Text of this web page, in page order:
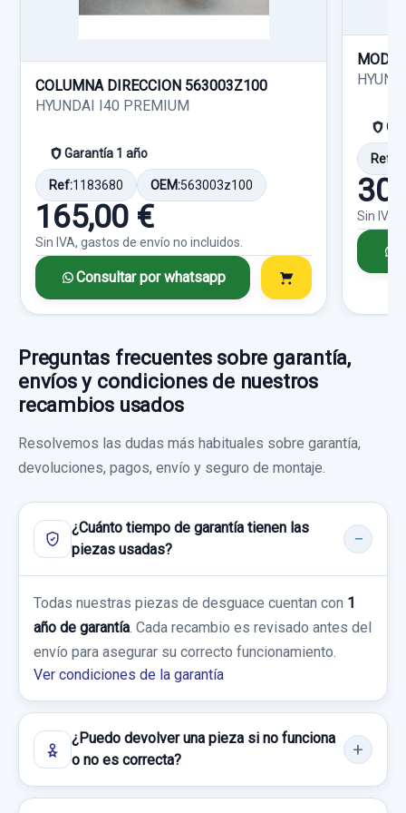
CERRADURA PUERTA DELANTERA DERECHA 2
PINS
CERRADURA PUERTA DELANTERA
DERECHA... usado.
HYUNDAI ACCENT (LC) GL 4P
Garantía 1 año
25,00 €
Sin IVA, gastos de envío no incluidos.
Consultar por whatsapp
RESISTENCIA CALEFACCION
HYUNDAI ACCENT (LC) GL 4P
Garantía 1 año
661151
20,00 €
Sin IVA, gastos de envío no incluidos.
DISPLAY 9452025000 FUNCIONA
DISPLAY 9452025000 FUNCIONA usado.
HYUNDAI ACCENT (LC) GL 4P
Garantía 1 año
9,91 €
Sin IVA, gastos de envío no incluidos.
Consultar por whatsapp
10,00 €
Consultar por whatsapp
COLUMNA DIRECCION 563003Z100
HYUNDAI I40 PREMIUM
Garantía 1 año
Ref:1183680 OEM:563003z100
165,00 €
Sin IVA, gastos de envío no incluidos.
Consultar por whatsapp
Ref:
Sin IVA,
Preguntas frecuentes sobre garantía,
envíos y condiciones de nuestros
recambios usados
Resolvemos las dudas más habituales sobre garantía,
devoluciones, pagos, envío y seguro de montaje.
¿Cuánto tiempo de garantía tienen las
piezas usadas?
Todas nuestras piezas de desguace cuentan con 1
año de garantía . Cada recambio es revisado antes del
envío para asegurar su correcto funcionamiento.
Ver condiciones de la garantía
¿Puedo devolver una pieza si no funciona
o no es correcta?